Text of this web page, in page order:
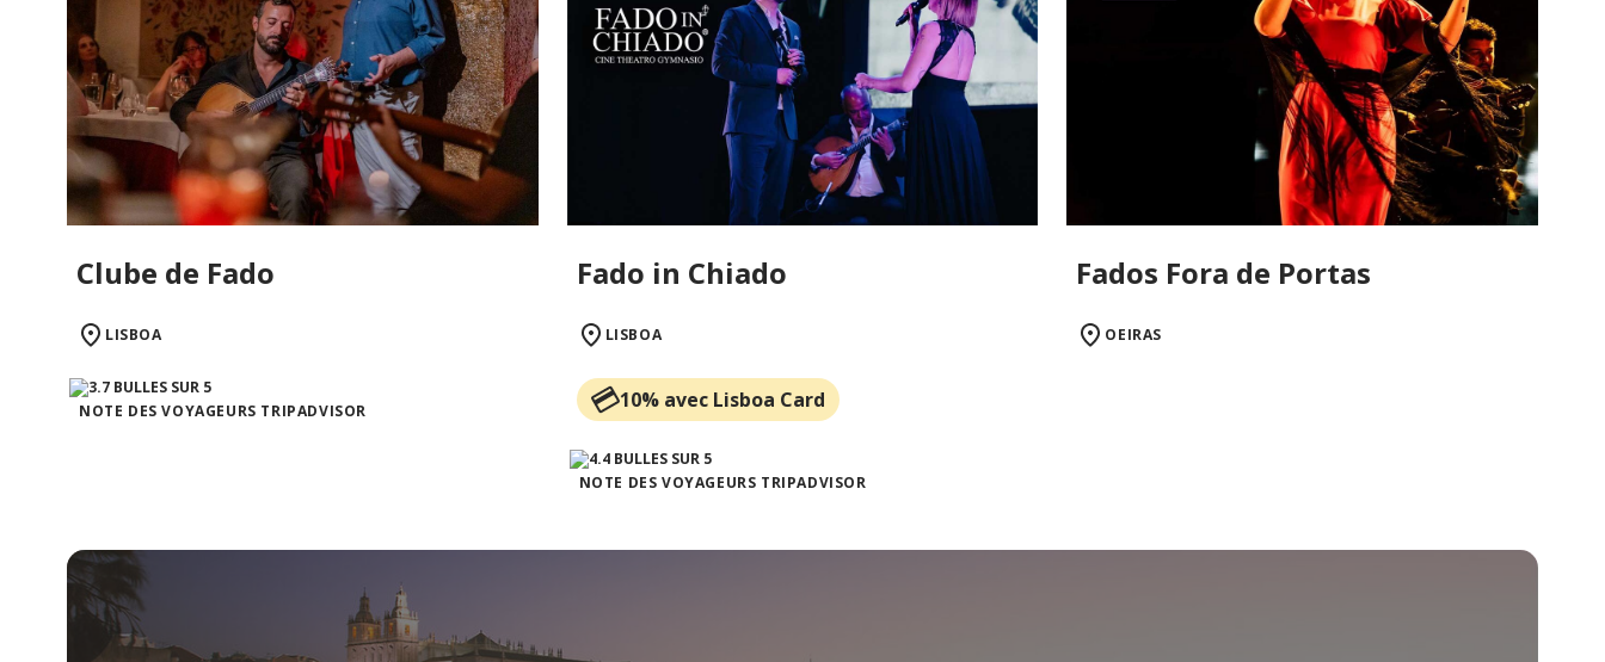
Clube de Fado
LISBOA
NOTE DES VOYAGEURS TRIPADVISOR
Fado in Chiado
LISBOA
10% avec Lisboa Card
NOTE DES VOYAGEURS TRIPADVISOR
Fados Fora de Portas
OEIRAS